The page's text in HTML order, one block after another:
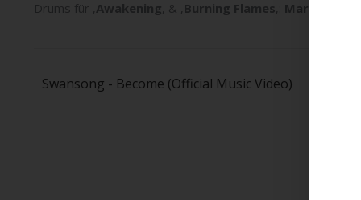
Drums für ‚ Awakening ‚ & ‚ Burning Flames Markus
Swansong - Become (Official Music Video)